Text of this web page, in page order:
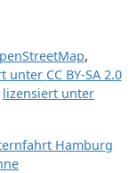
,
unter CC BY-SA 2.0
lizensiert unter
Hamburg